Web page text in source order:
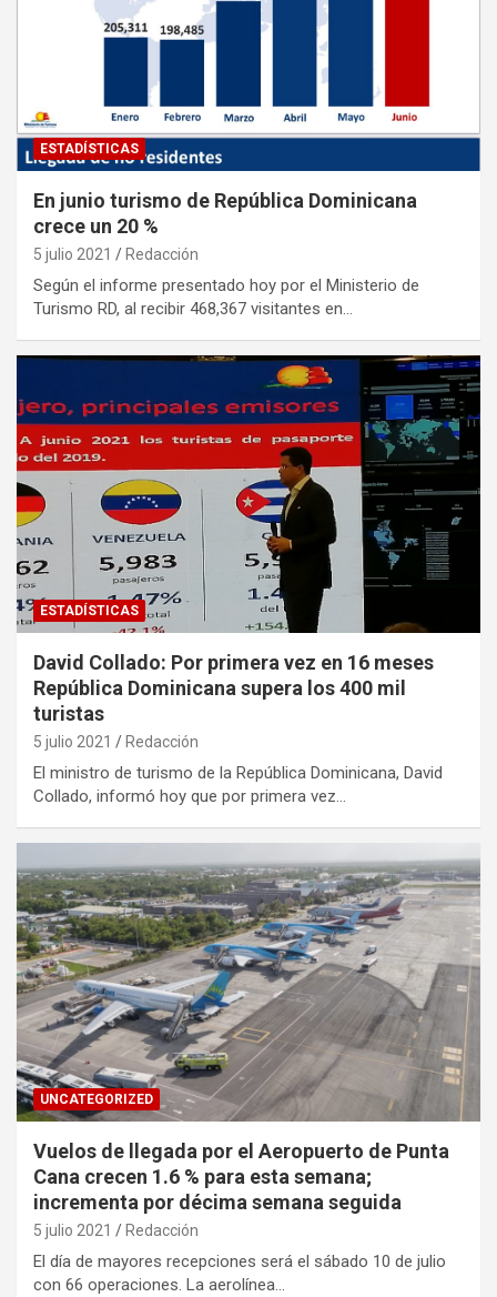
ESTADÍSTICAS
En junio turismo de República Dominicana
crece un 20 %
5 julio 2021 Redacción
Según el informe presentado hoy por el Ministerio de
Turismo RD, al recibir 468,367 visitantes en…
ESTADÍSTICAS
David Collado: Por primera vez en 16 meses
República Dominicana supera los 400 mil
turistas
5 julio 2021 Redacción
El ministro de turismo de la República Dominicana, David
Collado, informó hoy que por primera vez…
UNCATEGORIZED
Vuelos de llegada por el Aeropuerto de Punta
Cana crecen 1.6 % para esta semana;
incrementa por décima semana seguida
5 julio 2021 Redacción
El día de mayores recepciones será el sábado 10 de julio
con 66 operaciones. La aerolínea…